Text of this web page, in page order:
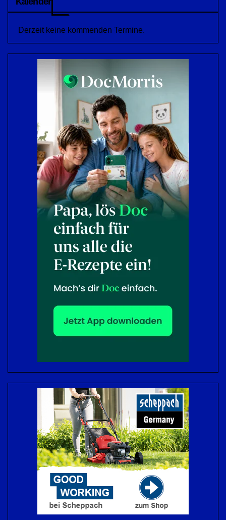
Derzeit keine kommenden Termine.